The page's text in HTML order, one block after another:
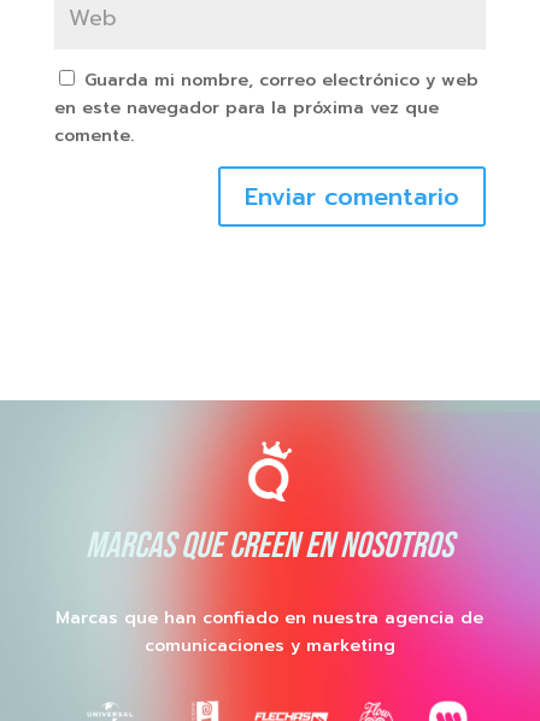
Guarda mi nombre, correo electrónico y web
en este navegador para la próxima vez que
comente.
Enviar comentario
MARCAS QUE CREEN EN NOSOTROS
Marcas que han confiado en nuestra agencia de
comunicaciones y marketing